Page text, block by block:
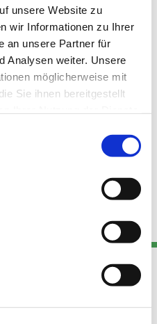
unsere Website zu
wir Informationen zu Ihrer
an unsere Partner für
Analysen weiter. Unsere
möglicherweise mit
Sie ihnen bereitgestellt
Kont
Links